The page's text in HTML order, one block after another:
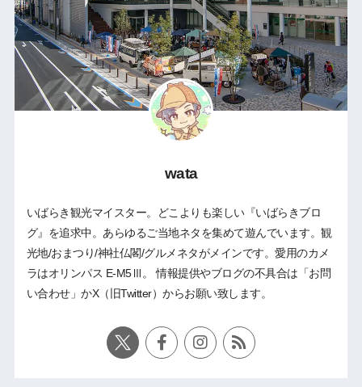
wata
いばらき観光マイスター。どこよりも楽しい『いばらきブロ
グ』を追求中。あらゆるご当地ネタを集めて遊んでいます。観
光地/おまつり/神社仏閣/グルメネタがメインです。愛用のカメ
ラはオリンパス E-M5Ⅲ。 情報提供やブログの不具合は「お問
い合わせ」かX（旧Twitter）からお願い致します。